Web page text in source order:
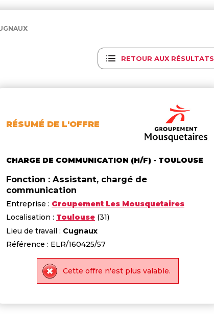
RETOUR AUX RÉSULTATS
RÉSUMÉ DE L'OFFRE
CHARGE DE COMMUNICATION (H/F) - TOULOUSE
Fonction : Assistant, chargé de
communication
Entreprise : Groupement Les Mousquetaires
Localisation : Toulouse (31)
Lieu de travail : Cugnaux
Référence : ELR/160425/57
Cette offre n'est plus valable.